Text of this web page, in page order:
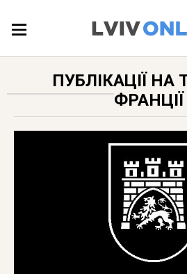
ПУБЛІКАЦІЇ НА
ФРАНЦІЇ